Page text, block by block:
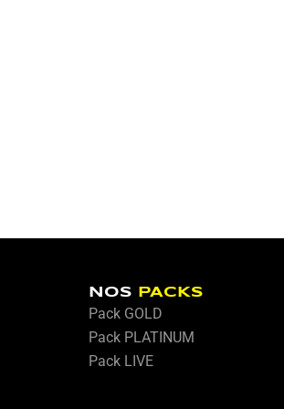
NOS PACKS
Pack GOLD
Pack PLATINUM
Pack LIVE